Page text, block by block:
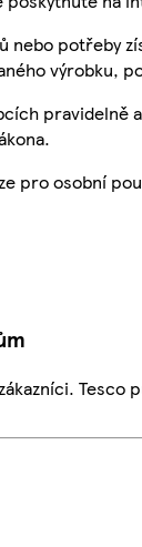
nebo potřeby
výrobku,
pravidelně
pro osobní